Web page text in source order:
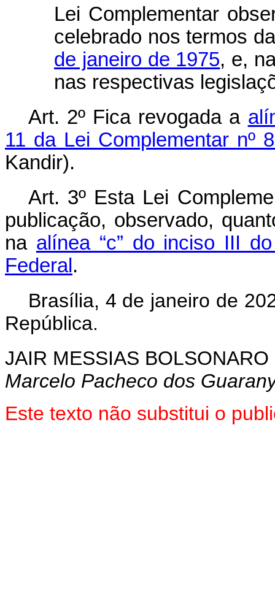
Lei Complementar
celebrado nos termos
de janeiro de 1975, e,
nas respectivas
Art. 2º Fica revogada a
11 da Lei Complementar nº
Kandir).
Art. 3º Esta Lei
publicação, observado,
na alínea “c” do inciso III
Federal .
Brasília, 4 de janeiro de
República.
JAIR MESSIAS BOLSONARO
Marcelo Pacheco dos
Este texto não substitui o